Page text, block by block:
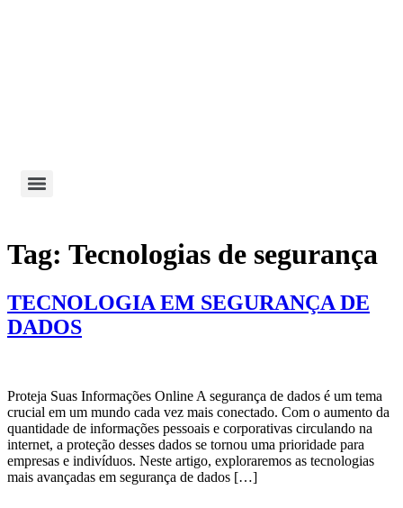
Tag: Tecnologias de segurança
TECNOLOGIA EM SEGURANÇA DE
DADOS
Proteja Suas Informações Online A segurança de dados é um tema
crucial em um mundo cada vez mais conectado. Com o aumento da
quantidade de informações pessoais e corporativas circulando na
internet, a proteção desses dados se tornou uma prioridade para
empresas e indivíduos. Neste artigo, exploraremos as tecnologias
mais avançadas em segurança de dados […]